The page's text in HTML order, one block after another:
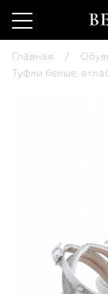
Главная
Туфли белые,